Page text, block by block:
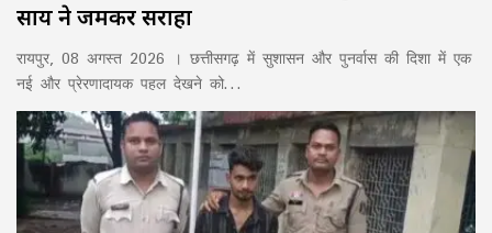
साय ने जमकर सराहा
रायपुर, 08 अगस्त 2026 । छत्तीसगढ़ में सुशासन और पुनर्वास की दिशा में एक
नई और प्रेरणादायक पहल देखने को…